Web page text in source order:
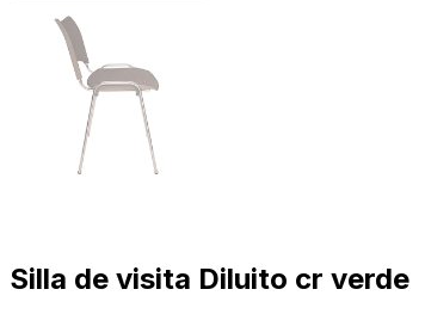
Silla de visita Diluito cr verde